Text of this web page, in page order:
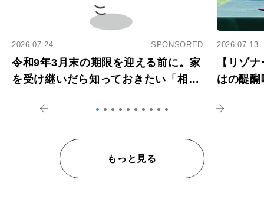
2026.07.24 SPONSORED
令和9年3月末の期限を迎える前に。家
を受け継いだら知っておきたい「相続
2026.07.13
【リゾ
はの醍
もっと見る